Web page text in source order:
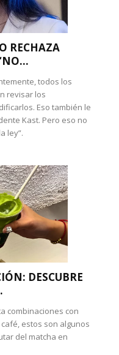
RECHAZA
todos los
revisar los
Eso también le
Kast. Pero eso no
ley”.
DESCUBRE
combinaciones con
estos son algunos
del matcha en